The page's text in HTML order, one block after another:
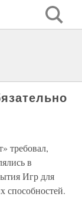
требовал,
в
Игр для
способностей.